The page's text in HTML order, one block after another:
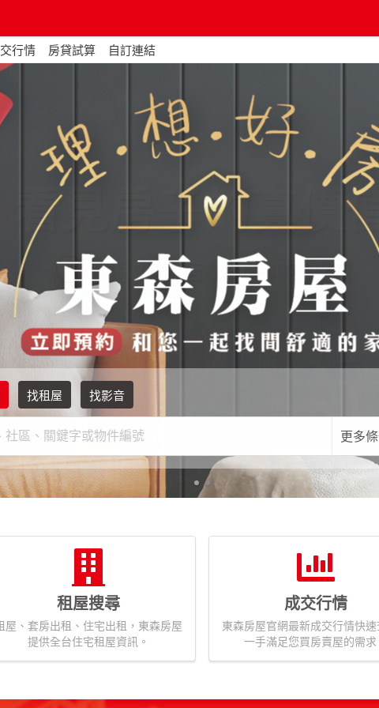
行情 房貸試算 自訂連結
看見房子的真價
鶯歌加盟店 02-86777777
找租屋 找影音
更多
租屋搜尋
屋、套房出租、住宅出租，東森房屋
提供全台住宅租屋資訊。
成交行情
東森房屋官網最新成交行情快
一手滿足您買房賣屋的需求